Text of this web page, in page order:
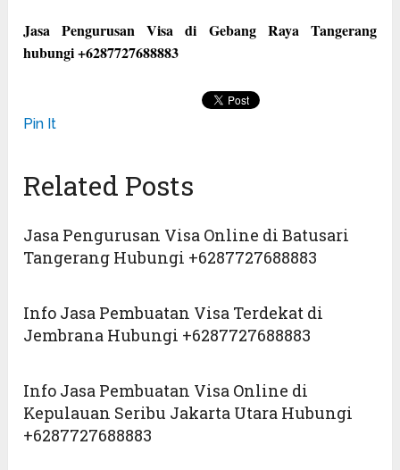
Jasa Pengurusan Visa di Gebang Raya Tangerang
hubungi +6287727688883
Pin It
Related Posts
Jasa Pengurusan Visa Online di Batusari
Tangerang Hubungi +6287727688883
Info Jasa Pembuatan Visa Terdekat di
Jembrana Hubungi +6287727688883
Info Jasa Pembuatan Visa Online di
Kepulauan Seribu Jakarta Utara Hubungi
+6287727688883